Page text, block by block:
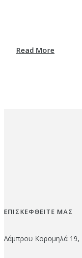
Read More
ΕΠΙΣΚΕΦΘΕΙΤΕ ΜΑΣ
Λάμπρου Κορομηλά